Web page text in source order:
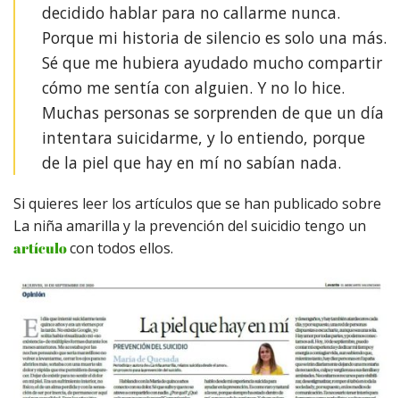
decidido hablar para no callarme nunca.
Porque mi historia de silencio es solo una más.
Sé que me hubiera ayudado mucho compartir
cómo me sentía con alguien. Y no lo hice.
Muchas personas se sorprenden de que un día
intentara suicidarme, y lo entiendo, porque
de la piel que hay en mí no sabían nada.
Si quieres leer los artículos que se han publicado sobre
La niña amarilla y la prevención del suicidio tengo un
artículocon todos ellos.